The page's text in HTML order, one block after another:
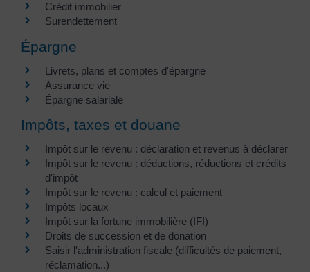
Crédit immobilier
Surendettement
Épargne
Livrets, plans et comptes d'épargne
Assurance vie
Épargne salariale
Impôts, taxes et douane
Impôt sur le revenu : déclaration et revenus à déclarer
Impôt sur le revenu : déductions, réductions et crédits
d'impôt
Impôt sur le revenu : calcul et paiement
Impôts locaux
Impôt sur la fortune immobilière (IFI)
Droits de succession et de donation
Saisir l'administration fiscale (difficultés de paiement,
réclamation...)